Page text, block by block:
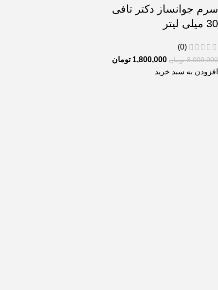
سرم جوانساز دکتر تافی
30 میلی لیتر
(0)
3,000,000 تومان 1,800,000 تومان
افزودن به سبد خرید